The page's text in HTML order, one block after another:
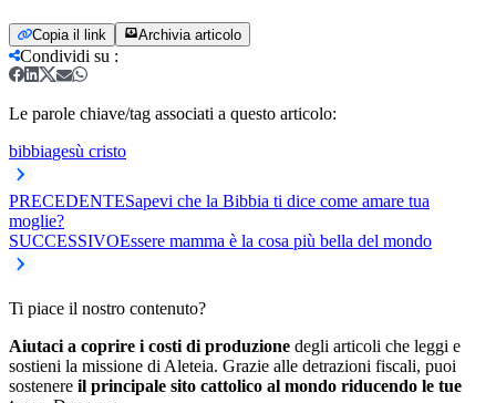
Copia il link Archivia articolo
Condividi su :
Le parole chiave/tag associati a questo articolo:
bibbiagesù cristo
PRECEDENTESapevi che la Bibbia ti dice come amare tua
moglie?
SUCCESSIVOEssere mamma è la cosa più bella del mondo
Ti piace il nostro contenuto?
Aiutaci a coprire i costi di produzione degli articoli che leggi e
sostieni la missione di Aleteia. Grazie alle detrazioni fiscali, puoi
sostenere il principale sito cattolico al mondo riducendo le tue